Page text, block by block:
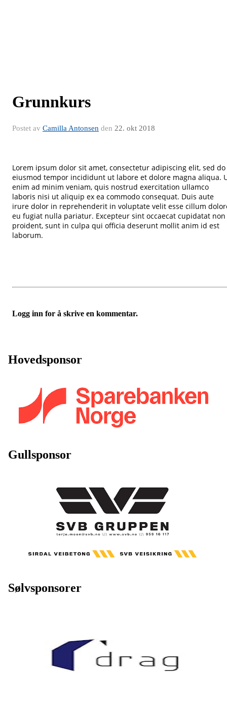
Grunnkurs
Postet av Camilla Antonsen den 22. okt 2018
Lorem ipsum dolor sit amet, consectetur adipiscing elit, sed do
eiusmod tempor incididunt ut labore et dolore magna aliqua.
enim ad minim veniam, quis nostrud exercitation ullamco
laboris nisi ut aliquip ex ea commodo consequat. Duis aute
irure dolor in reprehenderit in voluptate velit esse cillum
eu fugiat nulla pariatur. Excepteur sint occaecat cupidatat non
proident, sunt in culpa qui officia deserunt mollit anim id est
laborum.
Logg inn for å skrive en kommentar.
Hovedsponsor
Gullsponsor
Sølvsponsorer